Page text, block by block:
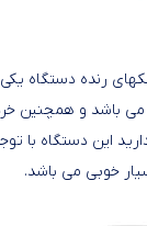
دستگاه یکی دو
و همچنین
دستگاه با
خوبی می باشد.